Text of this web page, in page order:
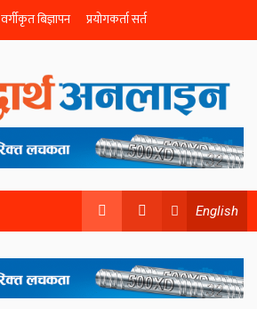
वर्गीकृत बिज्ञापन प्रयोगकर्ता सर्त
English